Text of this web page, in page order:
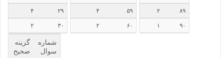
۲۹ ۴
۳۰ ۲
۵۹ ۴
۶۰ ۲
۸۹ ۲
۹۰ ۱
شماره
سوال
گزینه
صحیح